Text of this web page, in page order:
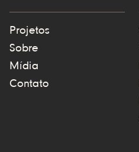
Projetos
Sobre
Mídia
Contato